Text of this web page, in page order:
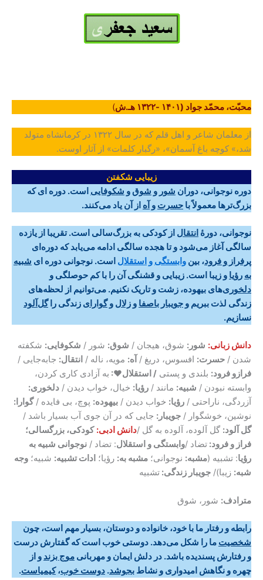
محبّت، محمّد جواد (۱۴۰۱ -۱۳۲۲ هـ.ش )
از معلمان شاعر و اهل قلم که در سال ۱۳۲۲ در کرمانشاه متولد
شد،» کوچه باغ آسمان»، «رگبار کلمات» از آثار اوست.
زیبایی شکفتن
دوره نوجوانی، دوران شور و شوق و شکوفایی است. دوره ای که
بزرگ‌ترها معمولاً با حسرت و آه از آن یاد ‌می‌کنند.
نوجوانی، دورۀ انتقال از کودکی به بزرگ‌سالی است. تقریبا از یازده
سالگی آغاز ‌می‌شود و تا هجده سالگی ادامه ‌می‌یابد که دوره‌ای
پرفراز و فرود، بین وابستگی و استقلال است. نوجوانی دوره ای شبیه
به رؤیا و زیبا است. زیبایی و قشنگی آن را با کم حوصلگی و
دلخوری‌های بیهوده، زشت و تاریک نکنیم. ‌می‌توانیم از لحظه‌های
زندگی لذت ببریم و جویبار باصفا و زلال وگوارای زندگی راگل‌آلود
نسازیم.
دانش زبانی: شور: شوق، هیجان / شوق: شور / شکوفایی: شکفته
شدن / حسرت: افسوس، دریغ / آه: مویه، ناله / انتقال: جابه‌جایی /
فرازو فرود: بلندی و پستی / استقلال♥: به آزادی کاری کردن،
وابسته نبودن / شبیه: مانند / رؤیا: خیال، خواب دیدن / دلخوری:
آزردگی، ناراحتی / رؤیا: خواب دیدن / بیهوده: پوچ، بی فایده /گوارا:
نوشین، خوشگوار / جویبار: جایی که در آن جوی آب بسیار باشد /
گل آلود: گل آلوده، آلوده به گل /دانش ادبی: کودکی، بزرگسالی؛
فراز و فرود: تضاد /وابستگی و استقلال: تضاد / نوجوانی شبیه به
رؤیا: تشبیه (مشبه: نوجوانی؛ مشبه به: رؤیا؛ ادات تشبیه: شبیه؛ وجه
شبه: زیبا)/ جویبار زندگی: تشبیه
مترادف: شور، شوق
رابطه و رفتار ما با خود، خانواده و دوستان، بسیار مهم است، چون
شخصیت ما را شکل ‌می‌دهد. دوستی خوب است که گفتارش درست
و رفتارش پسندیده باشد. در دلش ایمان و مهربانی موج بزند و از
چهره و نگاهش امیدواری و نشاط بجوشد. دوست خوب،کیمیاست.